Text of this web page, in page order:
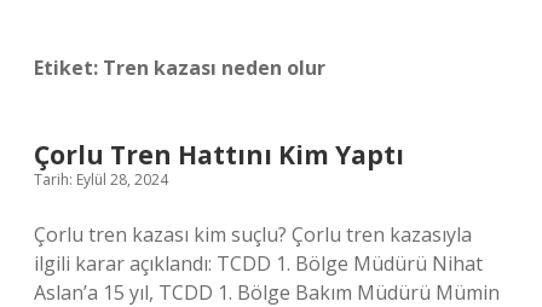
Etiket: Tren kazası neden olur
Çorlu Tren Hattını Kim Yaptı
Tarih: Eylül 28, 2024
Çorlu tren kazası kim suçlu? Çorlu tren kazasıyla
ilgili karar açıklandı: TCDD 1. Bölge Müdürü Nihat
Aslan’a 15 yıl, TCDD 1. Bölge Bakım Müdürü Mümin